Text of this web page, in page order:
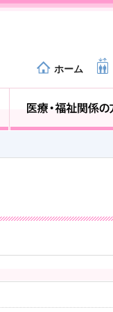
ホーム